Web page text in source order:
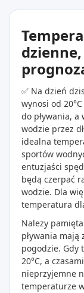
✅ Na dzień
wynosi od
do pływania, a
wodzie przez
idealna
sportów
entuzjaści
będą czerpać
wodzie. Dla
temperatura
Należy
pływania
pogodzie. Gdy
20°C, a
nieprzyjemne
temperaturze